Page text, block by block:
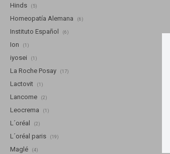
Hinds (5)
Homeopatía Alemana (6)
Instituto Español (6)
Ion (1)
iyosei (1)
La Roche Posay (17)
Lactovit (1)
Lancome (2)
Leocrema (1)
L´oréal (2)
L´oréal paris (19)
Maglé (4)